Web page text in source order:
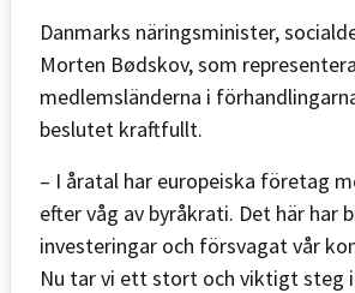
Danmarks näringsminister,
Morten Bødskov, som
medlemsländerna i
beslutet kraftfullt.
– I åratal har europeiska företag
efter våg av byråkrati. Det här har
investeringar och försvagat vår
Nu tar vi ett stort och viktigt steg